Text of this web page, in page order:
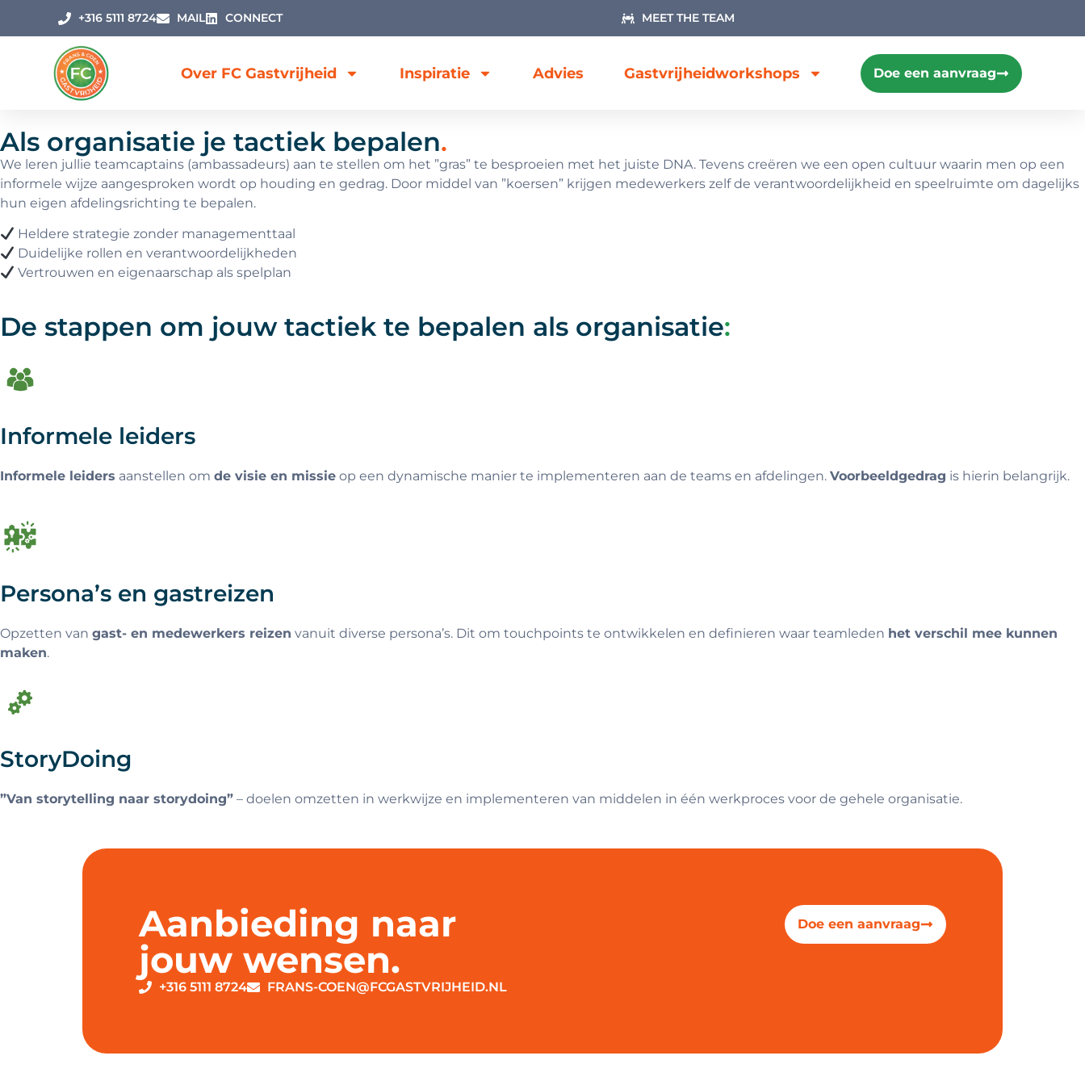
+316 5111 8724 MAIL CONNECT MEET THE TEAM
Over FC Gastvrijheid Inspiratie Advies Gastvrijheidworkshops Doe een aanvraag
Als organisatie je tactiek bepalen.
We leren jullie teamcaptains (ambassadeurs) aan te stellen om het ”gras” te besproeien met het juiste DNA. Tevens creëren we een open cultuur waarin men op een
informele wijze aangesproken wordt op houding en gedrag. Door middel van ”koersen” krijgen medewerkers zelf de verantwoordelijkheid en speelruimte om dagelijks
hun eigen afdelingsrichting te bepalen.
Heldere strategie zonder managementtaal
Duidelijke rollen en verantwoordelijkheden
Vertrouwen en eigenaarschap als spelplan
De stappen om jouw tactiek te bepalen als organisatie:
Informele leiders
Informele leiders aanstellen om de visie en missie op een dynamische manier te implementeren aan de teams en afdelingen. Voorbeeldgedrag is hierin belangrijk.
Persona’s en gastreizen
Opzetten van gast- en medewerkers reizen vanuit diverse persona’s. Dit om touchpoints te ontwikkelen en definieren waar teamleden het verschil mee kunnen
maken.
StoryDoing
”Van storytelling naar storydoing” – doelen omzetten in werkwijze en implementeren van middelen in één werkproces voor de gehele organisatie.
Aanbieding naar
jouw wensen.
+316 5111 8724 FRANS-COEN@FCGASTVRIJHEID.NL
Doe een aanvraag